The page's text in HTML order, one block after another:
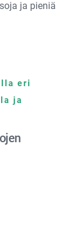
ja pieniä
eri
ja